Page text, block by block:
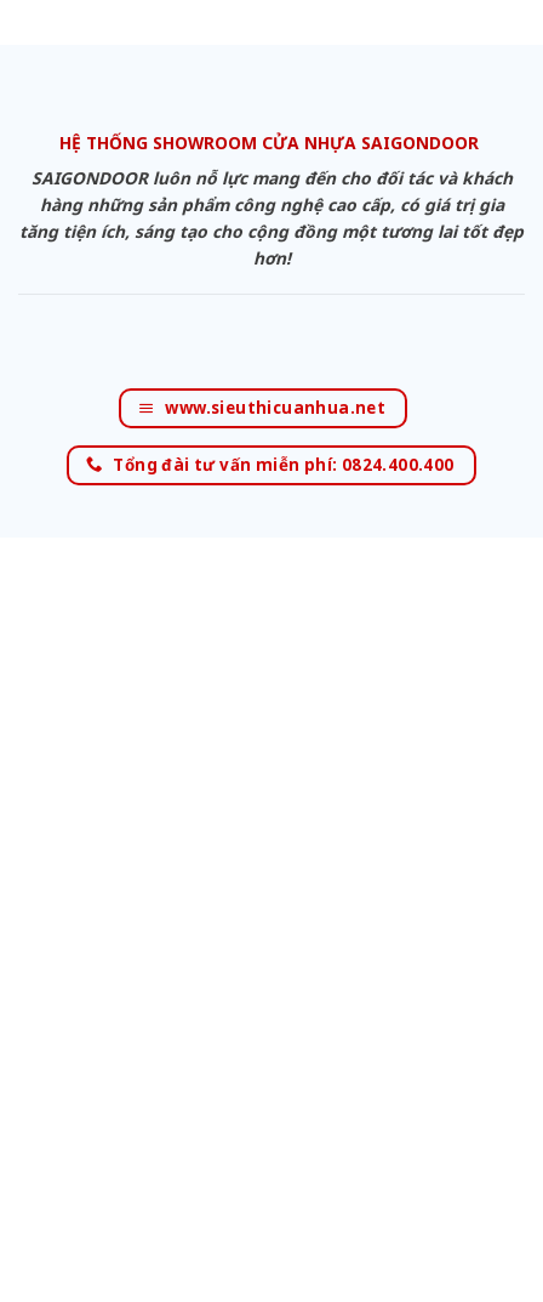
HỆ THỐNG SHOWROOM CỬA NHỰA SAIGONDOOR
SAIGONDOOR luôn nỗ lực mang đến cho đối tác và khách
hàng những sản phẩm công nghệ cao cấp, có giá trị gia
tăng tiện ích, sáng tạo cho cộng đồng một tương lai tốt đẹp
hơn!
www.sieuthicuanhua.net
Tổng đài tư vấn miễn phí: 0824.400.400